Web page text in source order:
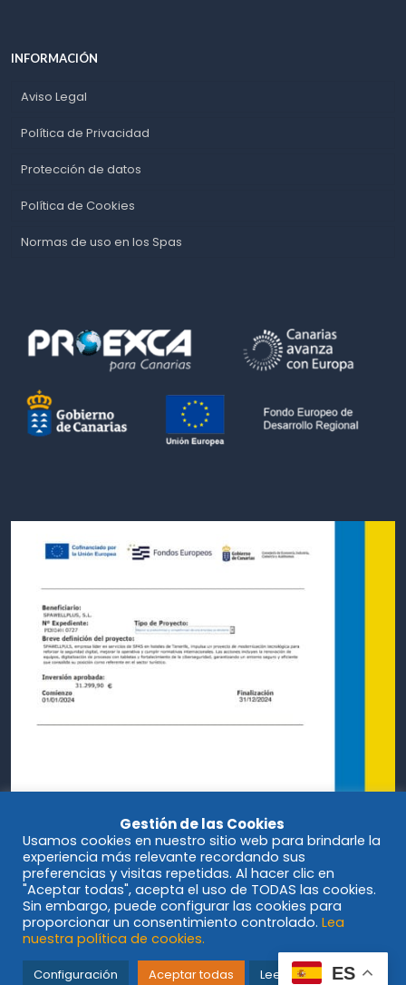
INFORMACIÓN
Aviso Legal
Política de Privacidad
Protección de datos
Política de Cookies
Normas de uso en los Spas
© Spawellplus 2023
Gestión de las Cookies
Usamos cookies en nuestro sitio web para brindarle la
experiencia más relevante recordando sus
preferencias y visitas repetidas. Al hacer clic en
"Aceptar todas", acepta el uso de TODAS las cookies.
Sin embargo, puede configurar las cookies para
proporcionar un consentimiento controlado. Lea
nuestra política de cookies.
Configuración Aceptar todas Leer más ES